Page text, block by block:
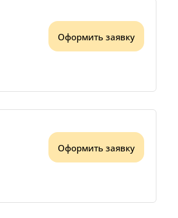
Оформить заявку
Оформить заявку